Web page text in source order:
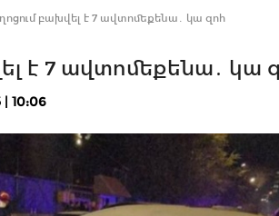
բախվել է 7 ավտոմեքենա․ կա զոհ
է 7 ավտոմեքենա․ կա
10:06